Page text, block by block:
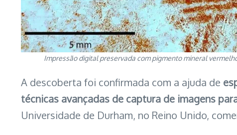
Impressão digital preservada com pigmento mineral
A descoberta foi confirmada com a ajuda de
técnicas avançadas de captura de imagens
Universidade de Durham, no Reino Unido,